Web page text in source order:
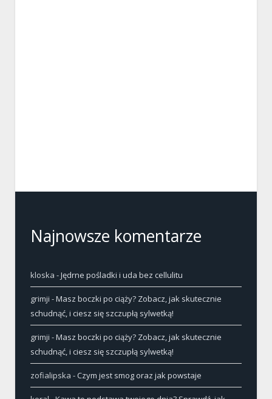
Najnowsze komentarze
kloska -Jędrne pośladki i uda bez cellulitu
grimji -Masz boczki po ciąży? Zobacz, jak skutecznie
schudnąć, i ciesz się szczupłą sylwetką!
grimji -Masz boczki po ciąży? Zobacz, jak skutecznie
schudnąć, i ciesz się szczupłą sylwetką!
zofialipska -Czym jest smog oraz jak powstaje